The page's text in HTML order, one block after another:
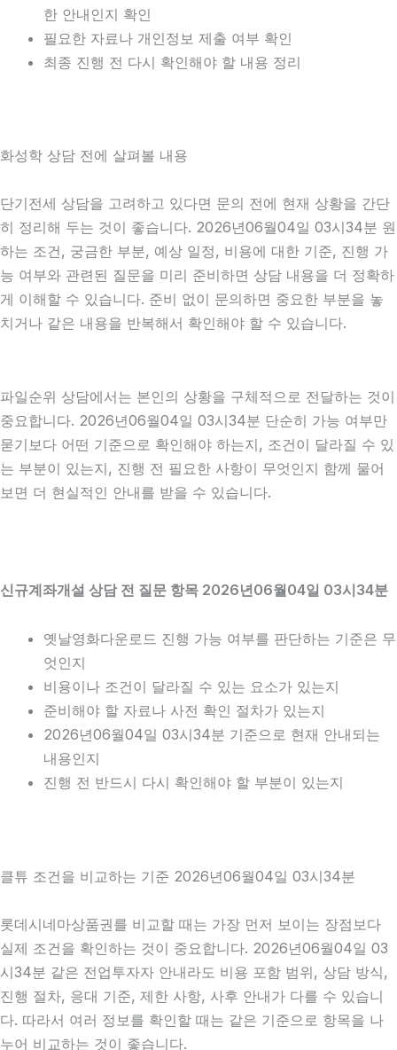
한 안내인지 확인
필요한 자료나 개인정보 제출 여부 확인
최종 진행 전 다시 확인해야 할 내용 정리
화성학 상담 전에 살펴볼 내용
단기전세 상담을 고려하고 있다면 문의 전에 현재 상황을 간단
히 정리해 두는 것이 좋습니다. 2026년06월04일 03시34분 원
하는 조건, 궁금한 부분, 예상 일정, 비용에 대한 기준, 진행 가
능 여부와 관련된 질문을 미리 준비하면 상담 내용을 더 정확하
게 이해할 수 있습니다. 준비 없이 문의하면 중요한 부분을 놓
치거나 같은 내용을 반복해서 확인해야 할 수 있습니다.
파일순위 상담에서는 본인의 상황을 구체적으로 전달하는 것이
중요합니다. 2026년06월04일 03시34분 단순히 가능 여부만
묻기보다 어떤 기준으로 확인해야 하는지, 조건이 달라질 수 있
는 부분이 있는지, 진행 전 필요한 사항이 무엇인지 함께 물어
보면 더 현실적인 안내를 받을 수 있습니다.
신규계좌개설 상담 전 질문 항목 2026년06월04일 03시34분
옛날영화다운로드 진행 가능 여부를 판단하는 기준은 무
엇인지
비용이나 조건이 달라질 수 있는 요소가 있는지
준비해야 할 자료나 사전 확인 절차가 있는지
2026년06월04일 03시34분 기준으로 현재 안내되는
내용인지
진행 전 반드시 다시 확인해야 할 부분이 있는지
클튜 조건을 비교하는 기준 2026년06월04일 03시34분
롯데시네마상품권를 비교할 때는 가장 먼저 보이는 장점보다
실제 조건을 확인하는 것이 중요합니다. 2026년06월04일 03
시34분 같은 전업투자자 안내라도 비용 포함 범위, 상담 방식,
진행 절차, 응대 기준, 제한 사항, 사후 안내가 다를 수 있습니
다. 따라서 여러 정보를 확인할 때는 같은 기준으로 항목을 나
누어 비교하는 것이 좋습니다.